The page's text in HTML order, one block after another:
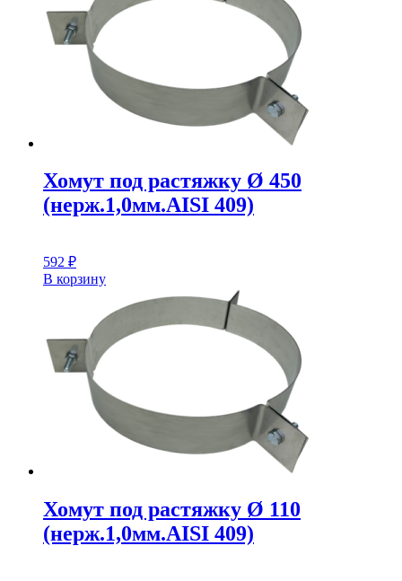
Хомут под растяжку Ø 450
(нерж.1,0мм.AISI 409)
592 ₽
В корзину
Хомут под растяжку Ø 110
(нерж.1,0мм.AISI 409)